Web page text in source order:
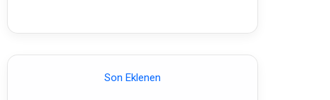
Son Eklenen